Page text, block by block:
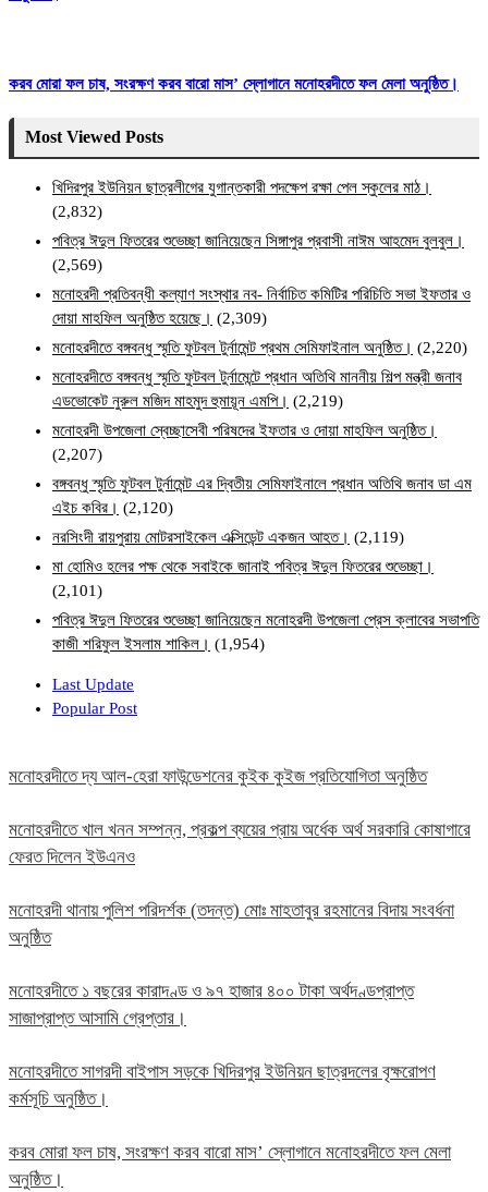
করব মোরা ফল চাষ, সংরক্ষণ করব বারো মাস’ স্লোগানে মনোহরদীতে ফল মেলা অনুষ্ঠিত।
Most Viewed Posts
খিদিরপুর ইউনিয়ন ছাত্রলীগের যুগান্তকারী পদক্ষেপ রক্ষা পেল স্কুলের মাঠ।
(2,832)
পবিত্র ঈদুল ফিতরের শুভেচ্ছা জানিয়েছেন সিঙ্গাপুর প্রবাসী নাঈম আহমেদ বুলবুল।
(2,569)
মনোহরদী প্রতিবন্ধী কল্যাণ সংস্থার নব- নির্বাচিত কমিটির পরিচিতি সভা ইফতার ও
দোয়া মাহফিল অনুষ্ঠিত হয়েছে। (2,309)
মনোহরদীতে বঙ্গবন্ধু স্মৃতি ফুটবল টুর্নামেন্ট প্রথম সেমিফাইনাল অনুষ্ঠিত। (2,220)
মনোহরদীতে বঙ্গবন্ধু স্মৃতি ফুটবল টুর্নামেন্টে প্রধান অতিথি মাননীয় শিল্প মন্ত্রী জনাব
এডভোকেট নুরুল মজিদ মাহমুদ হুমায়ূন এমপি। (2,219)
মনোহরদী উপজেলা স্বেচ্ছাসেবী পরিষদের ইফতার ও দোয়া মাহফিল অনুষ্ঠিত।
(2,207)
বঙ্গবন্ধু স্মৃতি ফুটবল টুর্নামেন্ট এর দ্বিতীয় সেমিফাইনালে প্রধান অতিথি জনাব ডা এম
এইচ কবির। (2,120)
নরসিংদী রায়পুরায় মোটরসাইকেল এক্সিডেন্ট একজন আহত। (2,119)
মা হোমিও হলের পক্ষ থেকে সবাইকে জানাই পবিত্র ঈদুল ফিতরের শুভেচ্ছা।
(2,101)
পবিত্র ঈদুল ফিতরের শুভেচ্ছা জানিয়েছেন মনোহরদী উপজেলা প্রেস ক্লাবের সভাপতি
কাজী শরিফুল ইসলাম শাকিল। (1,954)
Last Update
Popular Post
মনোহরদীতে দ্য আল-হেরা ফাউন্ডেশনের কুইক কুইজ প্রতিযোগিতা অনুষ্ঠিত
মনোহরদীতে খাল খনন সম্পন্ন, প্রকল্প ব্যয়ের প্রায় অর্ধেক অর্থ সরকারি কোষাগারে
ফেরত দিলেন ইউএনও
মনোহরদী থানায় পুলিশ পরিদর্শক (তদন্ত) মোঃ মাহতাবুর রহমানের বিদায় সংবর্ধনা
অনুষ্ঠিত
মনোহরদীতে ১ বছরের কারাদণ্ড ও ৯৭ হাজার ৪০০ টাকা অর্থদণ্ডপ্রাপ্ত
সাজাপ্রাপ্ত আসামি গ্রেপ্তার।
মনোহরদীতে সাগরদী বাইপাস সড়কে খিদিরপুর ইউনিয়ন ছাত্রদলের বৃক্ষরোপণ
কর্মসূচি অনুষ্ঠিত।
করব মোরা ফল চাষ, সংরক্ষণ করব বারো মাস’ স্লোগানে মনোহরদীতে ফল মেলা
অনুষ্ঠিত।